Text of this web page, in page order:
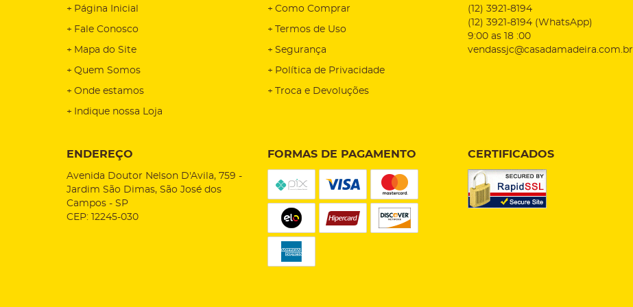
Página Inicial
Fale Conosco
Mapa do Site
Quem Somos
Onde estamos
Indique nossa Loja
Como Comprar
Termos de Uso
Segurança
Política de Privacidade
Troca e Devoluções
(12) 3921-8194
(12) 3921-8194 (WhatsApp)
9:00 as 18 :00
vendassjc@casadamadeira.com.br
ENDEREÇO
Avenida Doutor Nelson D'Avila, 759 -
Jardim São Dimas, São José dos
Campos - SP
CEP: 12245-030
FORMAS DE PAGAMENTO CERTIFICADOS